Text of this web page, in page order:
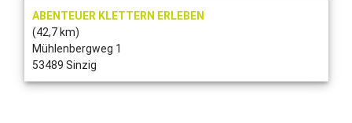
ABENTEUER KLETTERN ERLEBEN
(42,7 km)
Mühlenbergweg 1
53489 Sinzig